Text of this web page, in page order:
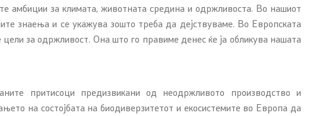
за климата, животната средина и одржливоста. Во нашиот
знаења и се укажува зошто треба да дејствуваме. Во Европската
за одржливост. Она што го правиме денес ќе ја обликува нашата
притисоци предизвикани од неодржливото производство и
на состојбата на биодиверзитетот и екосистемите во Европа да